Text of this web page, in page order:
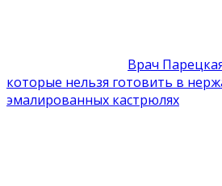
Врач
которые нельзя готовить в
эмалированных кастрюлях